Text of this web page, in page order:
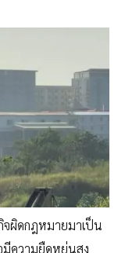
จผิดกฎหมายมาเป็น
ความยืดหยุ่นสูง